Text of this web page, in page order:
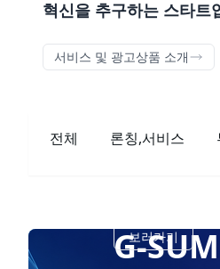
혁신을 추구하는 스타
서비스 및 광고상품 소개
전체 론칭,서비스
SK텔
보러가기